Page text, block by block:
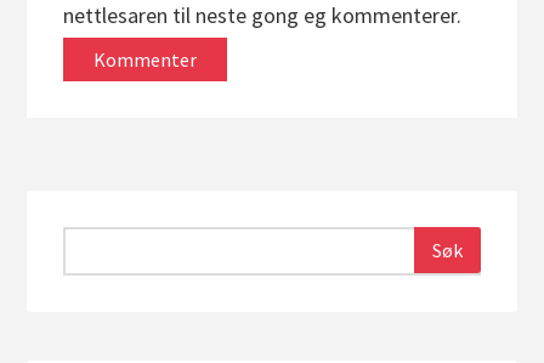
nettlesaren til neste gong eg kommenterer.